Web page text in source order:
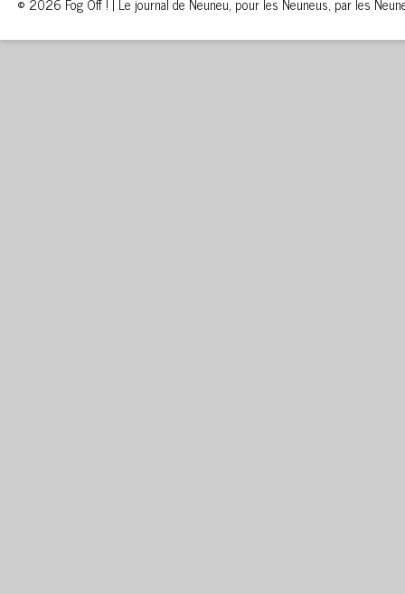
© 2026 Fog Off ! | Le journal de Neuneu, pour les Neuneus, par les